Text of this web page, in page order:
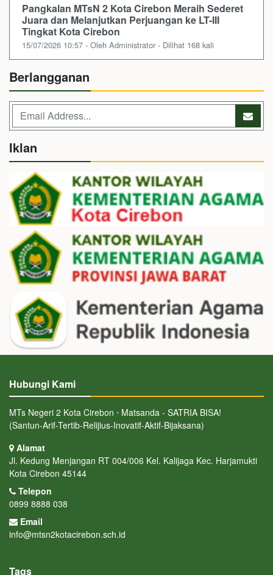
Pangkalan MTsN 2 Kota Cirebon Meraih Sederet
Juara dan Melanjutkan Perjuangan ke LT-III
Tingkat Kota Cirebon
15/07/2026 10:57 - Oleh Administrator - Dilihat 168 kali
Berlangganan
Iklan
Hubungi Kami
MTs Negeri 2 Kota Cirebon ⋅ Matsanda - SATRIA BISA!
(Santun-Arif-Tertib-Relijius-Inovatif-Aktif-Bijaksana)
Alamat
Jl. Kedung Menjangan RT 004/006 Kel. Kalijaga Kec. Harjamukti
Kota Cirebon 45144
Telepon
0899 8888 038
Email
info@mtsn2kotacirebon.sch.id
Tags